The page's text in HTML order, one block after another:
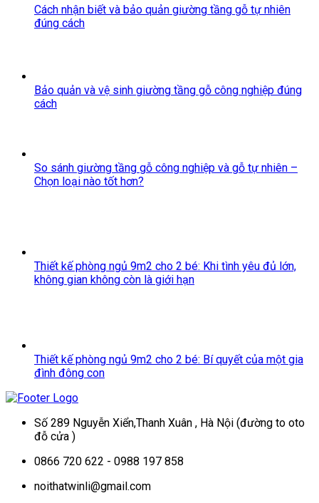
Cách nhận biết và bảo quản giường tầng gỗ tự nhiên
đúng cách
Bảo quản và vệ sinh giường tầng gỗ công nghiệp đúng
cách
So sánh giường tầng gỗ công nghiệp và gỗ tự nhiên –
Chọn loại nào tốt hơn?
Thiết kế phòng ngủ 9m2 cho 2 bé: Khi tình yêu đủ lớn,
không gian không còn là giới hạn
Thiết kế phòng ngủ 9m2 cho 2 bé: Bí quyết của một gia
đình đông con
Số 289 Nguyễn Xiển,Thanh Xuân , Hà Nội (đường to oto
đỗ cửa )
0866 720 622 - 0988 197 858
noithatwinli@gmail.com